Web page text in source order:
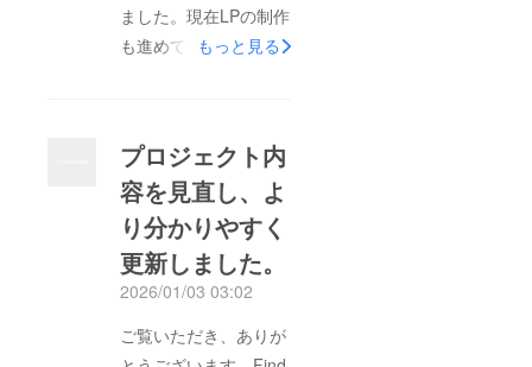
ました。現在LPの制作
も進めております。
もっと見る
プロジェクト内
容を見直し、よ
り分かりやすく
更新しました。
2026/01/03 03:02
ご覧いただき、ありが